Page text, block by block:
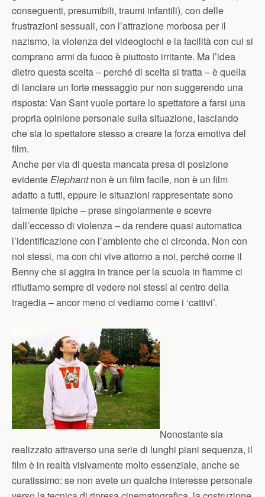
conseguenti, presumibili, traumi infantili), con delle
frustrazioni sessuali, con l’attrazione morbosa per il
nazismo, la violenza dei videogiochi e la facilità con cui si
comprano armi da fuoco è piuttosto irritante. Ma l’idea
dietro questa scelta – perché di scelta si tratta – è quella
di lanciare un forte messaggio pur non suggerendo una
risposta: Van Sant vuole portare lo spettatore a farsi una
propria opinione personale sulla situazione, lasciando
che sia lo spettatore stesso a creare la forza emotiva del
film.
Anche per via di questa mancata presa di posizione
evidenteElephantnon è un film facile, non è un film
adatto a tutti, eppure le situazioni rappresentate sono
talmente tipiche – prese singolarmente e scevre
dall’eccesso di violenza – da rendere quasi automatica
l’identificazione con l’ambiente che ci circonda. Non con
noi stessi, ma con chi vive attorno a noi, perché come il
Benny che si aggira in trance per la scuola in fiamme ci
rifiutiamo sempre di vedere noi stessi al centro della
tragedia – ancor meno ci vediamo come i ‘cattivi’.
Nonostante sia
realizzato attraverso una serie di lunghi piani sequenza, il
film è in realtà visivamente molto essenziale, anche se
curatissimo: se non avete un qualche interesse personale